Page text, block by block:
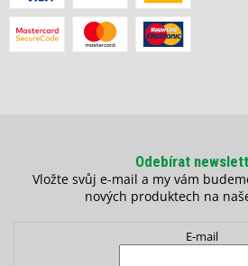
Odebírat
Vložte svůj e-mail a my vám
nových produktech na
E-mail